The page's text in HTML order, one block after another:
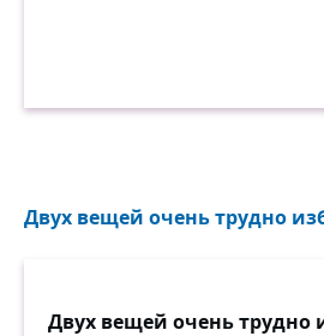
Двух вещей очень трудно
Двух вещей очень трудно